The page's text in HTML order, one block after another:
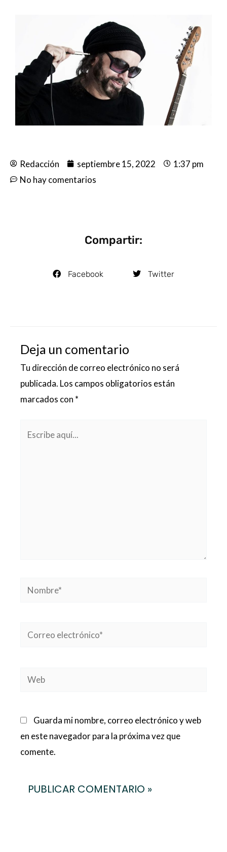
Redacción septiembre 15, 2022
1:37 pm
No hay comentarios
Compartir:
Facebook Twitter
Deja un comentario
Tu dirección de correo electrónico no será
publicada. Los campos obligatorios están
marcados con *
Nombre*
Correo
Web
Guarda mi nombre, correo electrónico y web
en este navegador para la próxima vez que
comente.